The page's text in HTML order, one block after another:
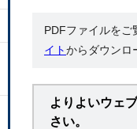
PDFファイルをご
イトからダウンロ
よりよいウェ
さい。